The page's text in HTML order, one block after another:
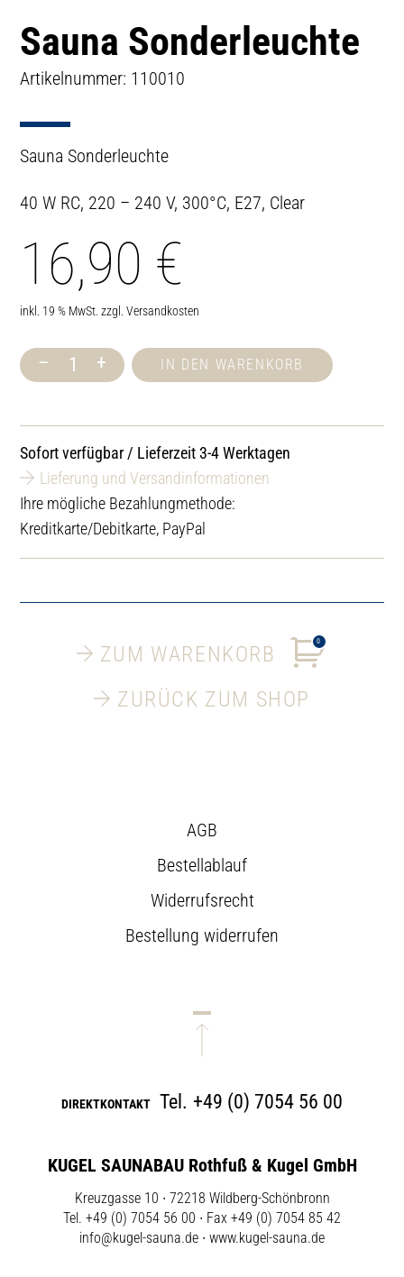
Sauna Sonderleuchte
Artikelnummer: 110010
Sauna Sonderleuchte
40 W RC, 220 – 240 V, 300°C, E27, Clear
16,90 €
inkl. 19 % MwSt. zzgl.Versandkosten
Sauna
Sonderleuchte
– + IN DEN WARENKORB
Sofort verfügbar / Lieferzeit 3-4 Werktagen
Lieferung und Versandinformationen
Ihre mögliche Bezahlungmethode:
Kreditkarte/Debitkarte, PayPal
ZUM WARENKORB 0
ZURÜCK ZUM SHOP
AGB
Bestellablauf
Widerrufsrecht
Bestellung widerrufen
DIREKTKONTAKT Tel. +49 (0) 7054 56 00
KUGEL SAUNABAU Rothfuß & Kugel GmbH
Kreuzgasse 10 ∙ 72218 Wildberg-Schönbronn
Tel. +49 (0) 7054 56 00 ∙ Fax +49 (0) 7054 85 42
info@kugel-sauna.de ∙ www.kugel-sauna.de